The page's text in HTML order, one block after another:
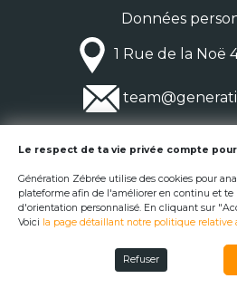
Données
1 Rue de la Noë
© Génération
Le respect de ta vie privée compte
Génération Zébrée utilise des cookies pour
plateforme afin de l'améliorer en continu et te
d'orientation personnalisé. En cliquant sur
Voici la page détaillant notre politique relative
Refuser